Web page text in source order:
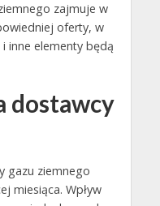
zajmuje w
oferty, w
inne elementy będą
dostawcy
gazu ziemnego
miesiąca. Wpływ